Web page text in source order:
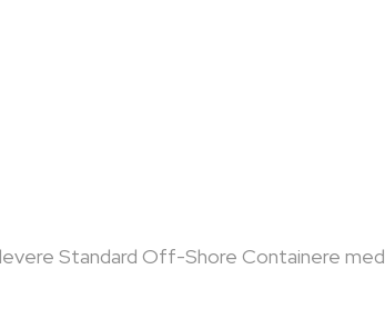
Standard Off-Shore Containere med